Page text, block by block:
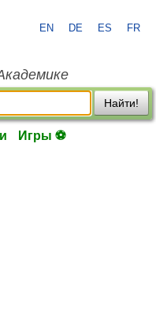
EN DE ES FR
Найти!
Игры ⚽